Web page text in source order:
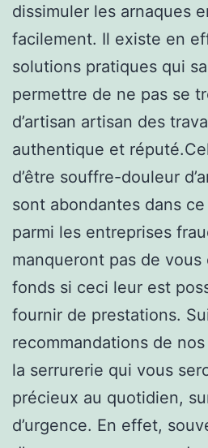
dissimuler les arnaques
facilement. Il existe en
solutions pratiques qui
permettre de ne pas se
d’artisan artisan des
authentique et
d’être souffre-douleur
sont abondantes dans
parmi les entreprises
manqueront pas de vous
fonds si ceci leur est
fournir de prestations.
recommandations de
la serrurerie qui vous
précieux au quotidien,
d’urgence. En effet,